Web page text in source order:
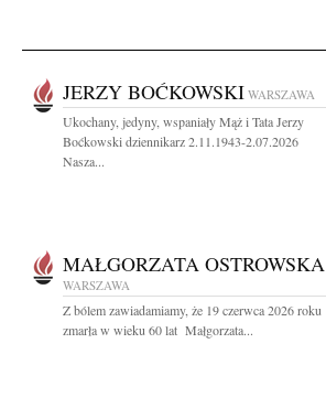
JERZY BOĆKOWSKI WARSZAWA
Ukochany, jedyny, wspaniały Mąż i Tata Jerzy
Boćkowski dziennikarz 2.11.1943-2.07.2026
Nasza...
MAŁGORZATA OSTROWSKA
WARSZAWA
Z bólem zawiadamiamy, że 19 czerwca 2026 roku
zmarła w wieku 60 lat Małgorzata...